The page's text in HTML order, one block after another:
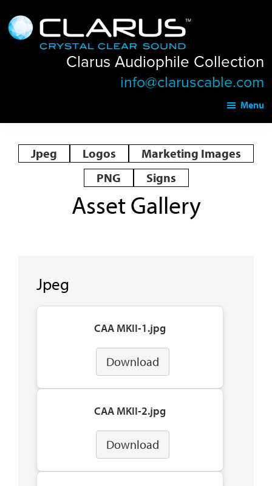
to
main
to
footer
Clarus
Audiophile
Collection
Clarus Audiophile Collection
info@claruscable.com
Menu
Jpeg Logos
Marketing Images
PNG
Signs
Asset Gallery
Jpeg
CAA MKII-1.jpg
Download
CAA MKII-2.jpg
Download